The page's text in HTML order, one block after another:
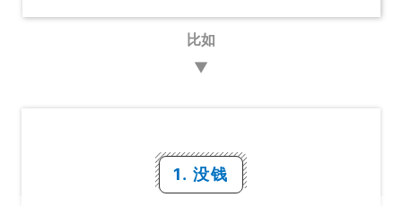
比如
▼
1. 没钱